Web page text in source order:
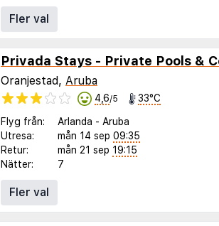
Fler val
Oranjestad, Aruba
4,6/5 33°C
Flyg från: Arlanda - Aruba
Utresa:
mån 14 sep 09:35
Retur:
mån 21 sep 19:15
Nätter:
7
Fler val